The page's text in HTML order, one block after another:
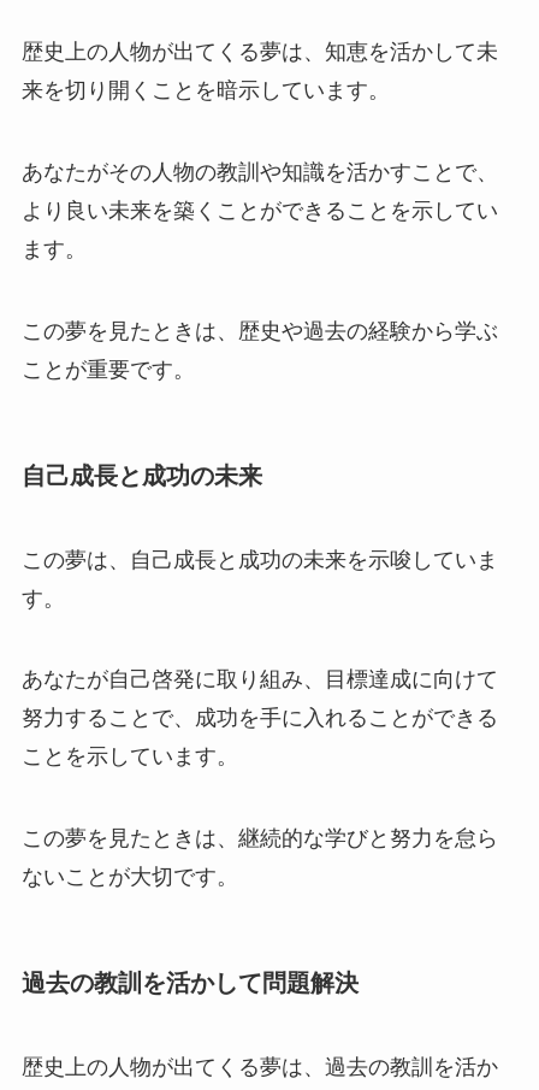
歴史上の人物が出てくる夢は、知恵を活かして未
来を切り開くことを暗示しています。
あなたがその人物の教訓や知識を活かすことで、
より良い未来を築くことができることを示してい
ます。
この夢を見たときは、歴史や過去の経験から学ぶ
ことが重要です。
自己成長と成功の未来
この夢は、自己成長と成功の未来を示唆していま
す。
あなたが自己啓発に取り組み、目標達成に向けて
努力することで、成功を手に入れることができる
ことを示しています。
この夢を見たときは、継続的な学びと努力を怠ら
ないことが大切です。
過去の教訓を活かして問題解決
歴史上の人物が出てくる夢は、過去の教訓を活か